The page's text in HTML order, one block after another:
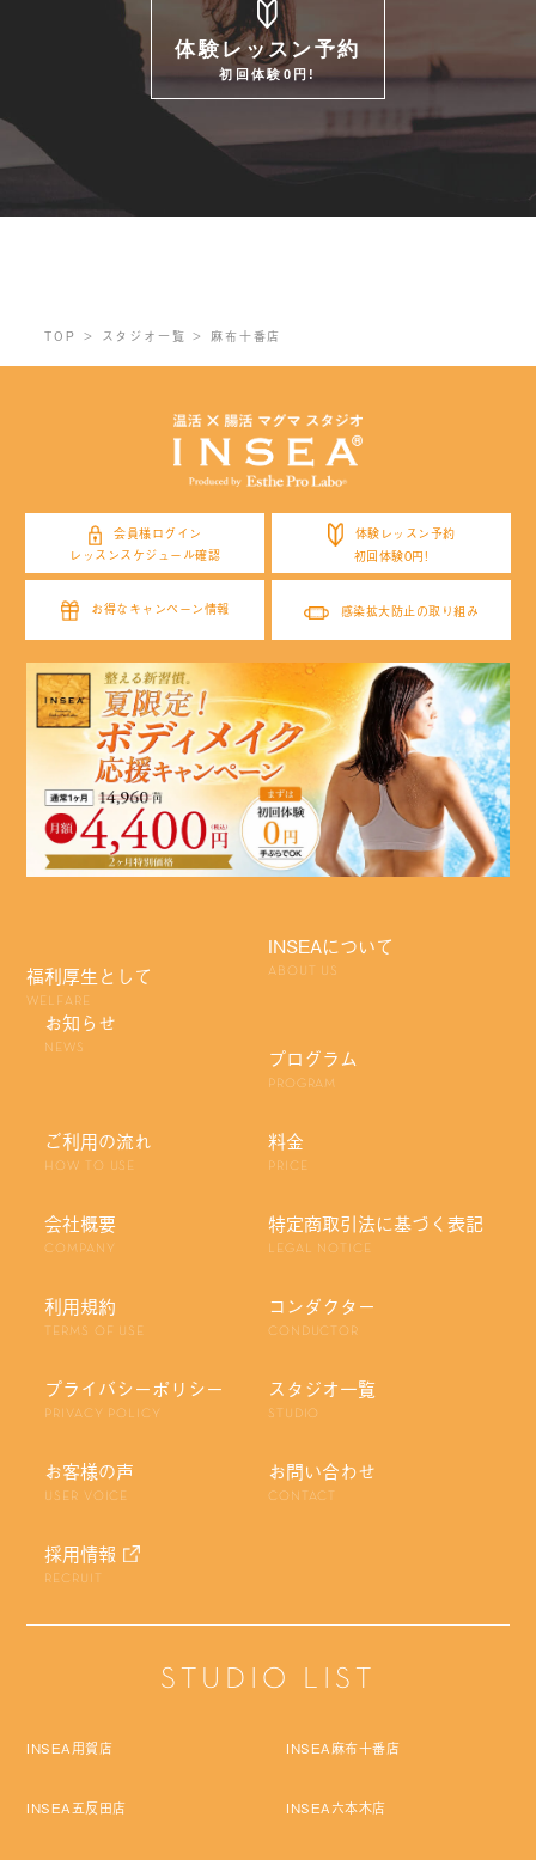
体験レッスン予約
初回体験0円!
TOP スタジオ一覧 麻布十番店
会員様ログイン
レッスンスケジュール確認
体験レッスン予約
初回体験0円!
お得なキャンペーン情報 感染拡大防止の取り組み
INSEAについて
ABOUT US
コンダクター
CONDUCTOR
会社概要
COMPANY
プログラム
PROGRAM
スタジオ一覧
STUDIO
利用規約
TERMS OF USE
料金
PRICE
お知らせ
NEWS
プライバシーポリシー
PRIVACY POLICY
特定商取引法に基づく表記
LEGAL NOTICE
ご利用の流れ
HOW TO USE
お客様の声
USER VOICE
お問い合わせ
CONTACT
採用情報
RECRUIT
福利厚生として
WELFARE
STUDIO LIST
INSEA用賀店 INSEA麻布十番店
INSEA五反田店 INSEA六本木店